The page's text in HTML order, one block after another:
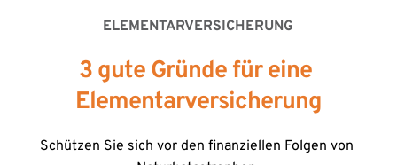
ELEMENTARVERSICHERUNG
3 gute Gründe für eine
Elementarversicherung
Schützen Sie sich vor den finanziellen Folgen von